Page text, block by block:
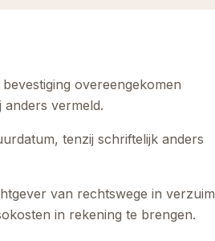
overeengekomen
vermeld.
tenzij schriftelijk anders
van rechtswege in verzuim
in rekening te brengen.